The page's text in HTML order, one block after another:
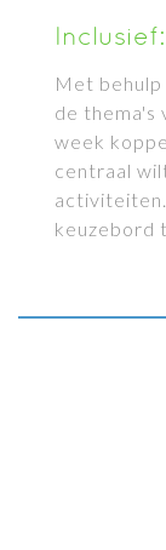
Met
de thema's
week
centraal
keuzebord